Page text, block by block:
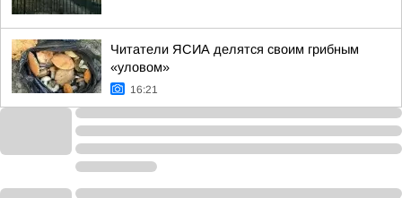
Читатели ЯСИА делятся своим грибным
«уловом»
16:21